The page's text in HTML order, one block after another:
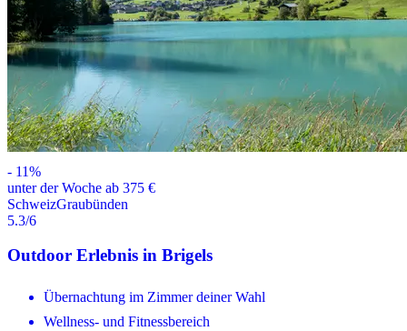
- 11%
unter der Woche ab 375 €
SchweizGraubünden
5.3/6
Outdoor Erlebnis in Brigels
Übernachtung im Zimmer deiner Wahl
Wellness- und Fitnessbereich